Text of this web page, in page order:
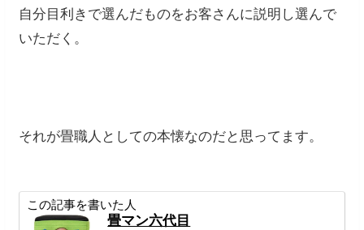
自分目利きで選んだものをお客さんに説明し選んで
いただく。
それが畳職人としての本懐なのだと思ってます。
この記事を書いた人
畳マン六代目